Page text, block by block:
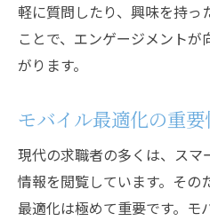
軽に質問したり、興味を持っ
ことで、エンゲージメント
がります。
モバイル最適化の重
現代の求職者の多くは、ス
情報を閲覧しています。その
最適化は極めて重要です。